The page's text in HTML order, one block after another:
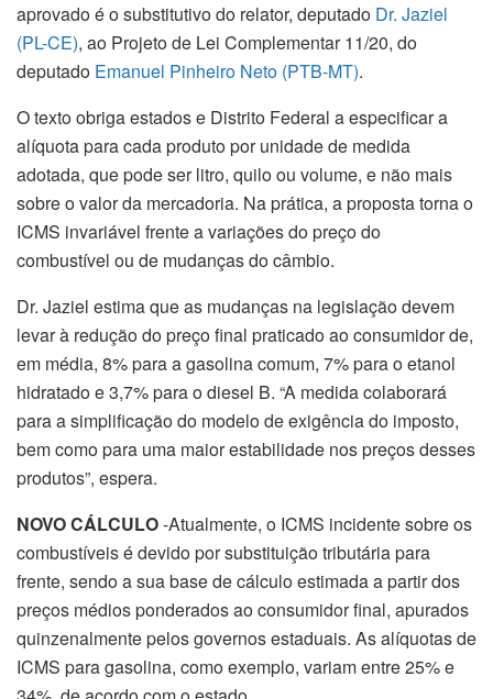
aprovado é osubstitutivodo relator, deputado Dr. Jaziel
(PL-CE), ao Projeto de Lei Complementar 11/20, do
deputado Emanuel Pinheiro Neto (PTB-MT).
O texto obriga estados e Distrito Federal a especificar a
alíquota para cada produto por unidade de medida
adotada, que pode ser litro, quilo ou volume, e não mais
sobre o valor da mercadoria. Na prática, a proposta torna o
ICMS invariável frente a variações do preço do
combustível ou de mudanças do câmbio.
Dr. Jaziel estima que as mudanças na legislação devem
levar à redução do preço final praticado ao consumidor de,
em média, 8% para a gasolina comum, 7% para o etanol
hidratado e 3,7% para o diesel B. “A medida colaborará
para a simplificação do modelo de exigência do imposto,
bem como para uma maior estabilidade nos preços desses
produtos”, espera.
NOVO CÁLCULO-Atualmente, o ICMS incidente sobre os
combustíveis é devido por substituição tributária para
frente, sendo a sua base de cálculo estimada a partir dos
preços médios ponderados ao consumidor final, apurados
quinzenalmente pelos governos estaduais. As alíquotas de
ICMS para gasolina, como exemplo, variam entre 25% e